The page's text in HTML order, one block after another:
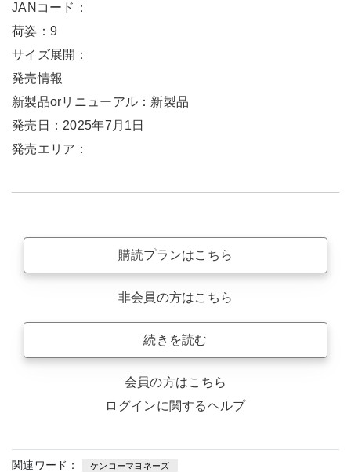
JANコード：
荷姿：9
サイズ展開：
発売情報
新製品orリニューアル：新製品
発売日：2025年7月1日
発売エリア：
購読プランはこちら
非会員の方はこちら
続きを読む
会員の方はこちら
ログインに関するヘルプ
関連ワード： ケンコーマヨネーズ